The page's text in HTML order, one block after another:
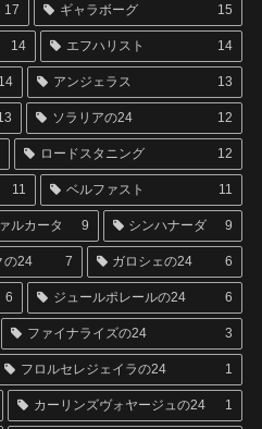
17 ギャラボーグ 15
14 エフハリスト 14
14 アンジェラス 13
ソラリアの24 12
ロードスタニング 12
11 ベルファスト 11
ルカータ 9 シンハナーダ 9
の24 7 ガロシェの24 6
6 ジュールポレールの24 6
ファイナライズの24 3
フロルセレジェイラの24 1
カーリンズヴォヤージュの24 1